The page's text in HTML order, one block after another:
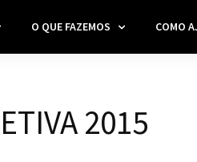
O QUE FAZEMOS COMO
2015